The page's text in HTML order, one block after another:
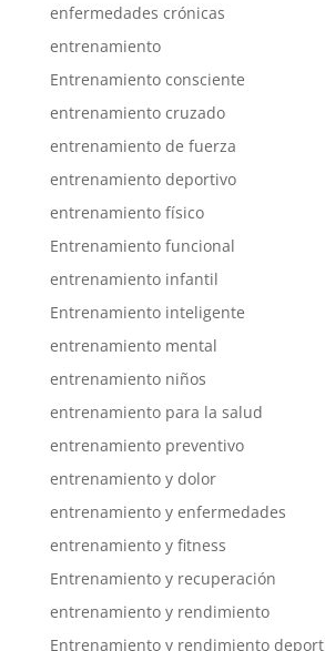
enfermedades crónicas
entrenamiento
Entrenamiento consciente
entrenamiento cruzado
entrenamiento de fuerza
entrenamiento deportivo
entrenamiento físico
Entrenamiento funcional
entrenamiento infantil
Entrenamiento inteligente
entrenamiento mental
entrenamiento niños
entrenamiento para la salud
entrenamiento preventivo
entrenamiento y dolor
entrenamiento y enfermedades
entrenamiento y fitness
Entrenamiento y recuperación
entrenamiento y rendimiento
Entrenamiento y rendimiento